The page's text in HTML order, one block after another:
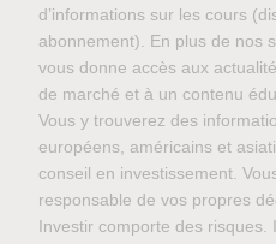
d’informations sur les cours
abonnement). En plus de nos
vous donne accès aux
de marché et à un contenu
Vous y trouverez des
européens, américains et
conseil en investissement.
responsable de vos propres
Investir comporte des risques.